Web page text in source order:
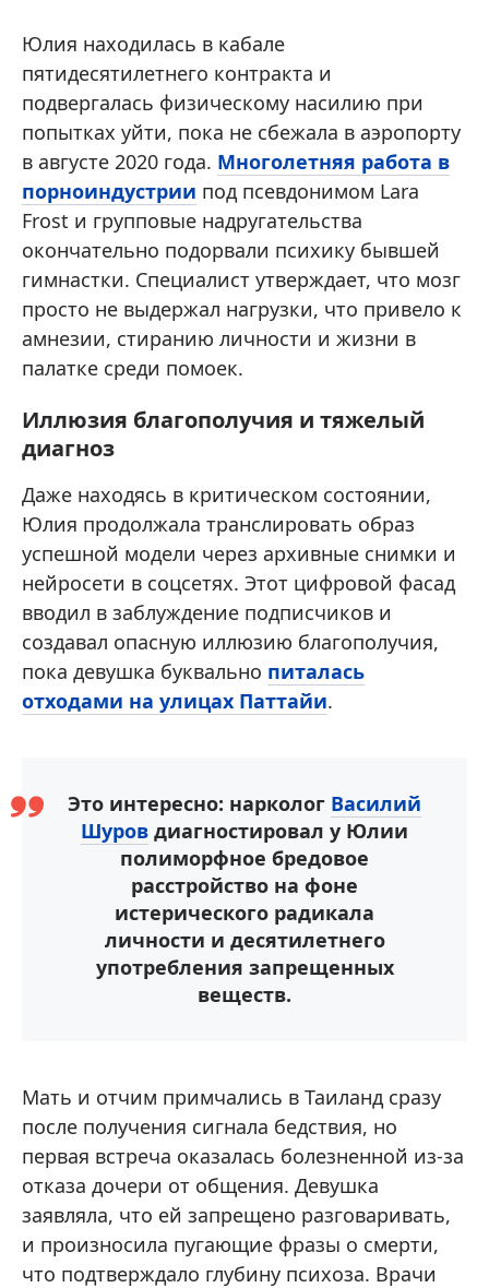
Юлия находилась в кабале
пятидесятилетнего контракта и
подвергалась физическому насилию при
попытках уйти, пока не сбежала в аэропорту
в августе 2020 года. Многолетняя работа в
порноиндустрии под псевдонимом Lara
Frost и групповые надругательства
окончательно подорвали психику бывшей
гимнастки. Специалист утверждает, что мозг
просто не выдержал нагрузки, что привело к
амнезии, стиранию личности и жизни в
палатке среди помоек.
Иллюзия благополучия и тяжелый
диагноз
Даже находясь в критическом состоянии,
Юлия продолжала транслировать образ
успешной модели через архивные снимки и
нейросети в соцсетях. Этот цифровой фасад
вводил в заблуждение подписчиков и
создавал опасную иллюзию благополучия,
пока девушка буквально питалась
отходами на улицах Паттайи.
Это интересно: нарколог Василий
Шуров диагностировал у Юлии
полиморфное бредовое
расстройство на фоне
истерического радикала
личности и десятилетнего
употребления запрещенных
веществ.
Мать и отчим примчались в Таиланд сразу
после получения сигнала бедствия, но
первая встреча оказалась болезненной из-за
отказа дочери от общения. Девушка
заявляла, что ей запрещено разговаривать,
и произносила пугающие фразы о смерти,
что подтверждало глубину психоза. Врачи